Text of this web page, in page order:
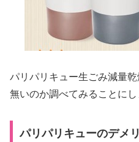
パリパリキュー生ごみ減量
無いのか調べてみることにし
パリパリキューのデメ